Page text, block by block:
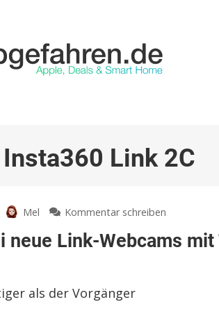
Insta360 Link 2C
Mel Kommentar schreiben
Zwei
neue Link-Webcams
als der Vorgänger